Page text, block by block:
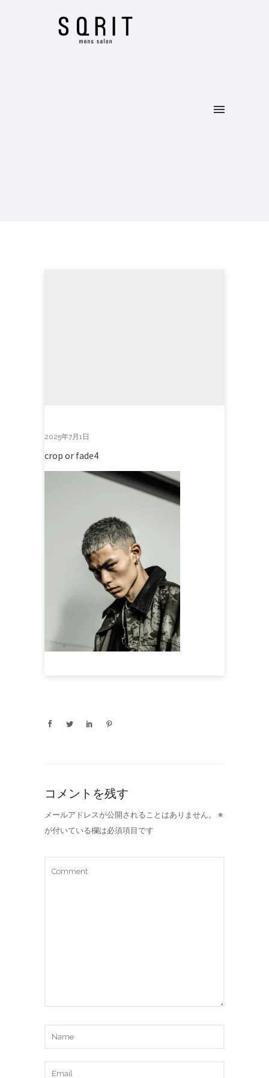
2025年7月1日
crop or fade4
コメントを残す
メールアドレスが公開されることはありません。
※
が付いている欄は必須項目です